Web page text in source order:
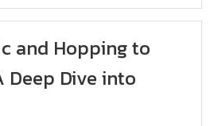
and Hopping to
Deep Dive into